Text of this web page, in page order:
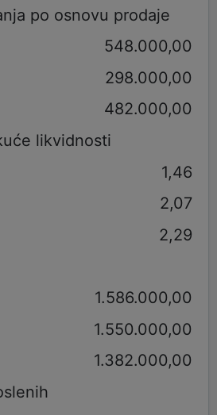
po osnovu prodaje
548.000,00
298.000,00
482.000,00
likvidnosti
1,46
2,07
2,29
1.586.000,00
1.550.000,00
1.382.000,00